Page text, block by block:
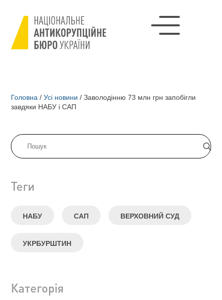
Головна / Усі новини / Заволодінню 73 млн грн запобігли
завдяки НАБУ і САП
Теги
НАБУ САП ВЕРХОВНИЙ СУД
УКРБУРШТИН
Категорія